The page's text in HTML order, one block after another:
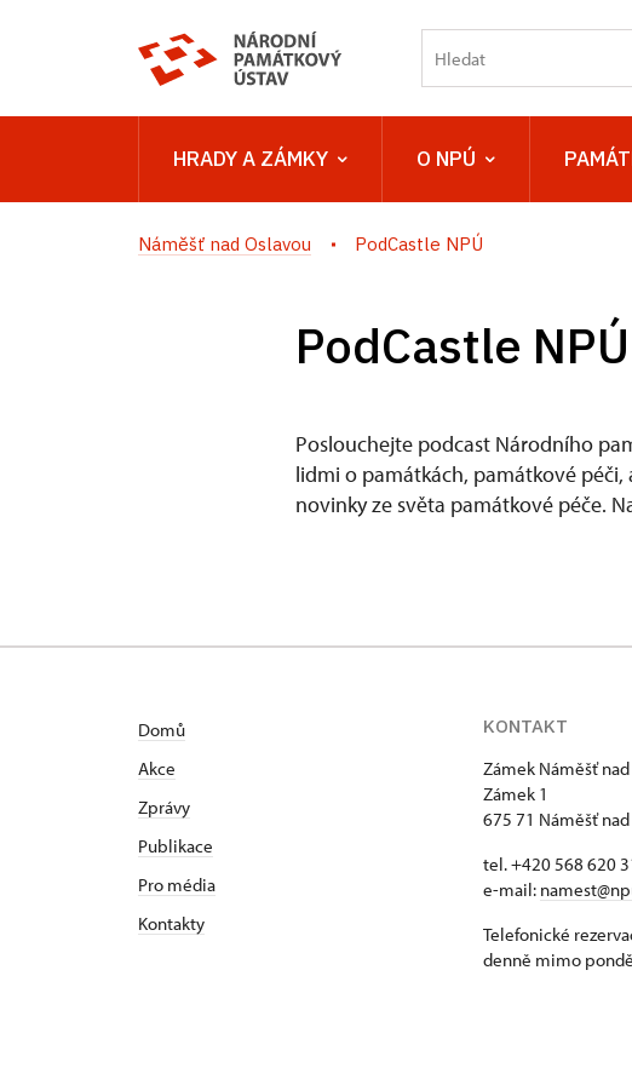
HRADY A ZÁMKY O NPÚ
Náměšť nad Oslavou PodCastle NPÚ
PodCastle NPÚ
Poslouchejte podcast Národního
lidmi o památkách, památkové
novinky ze světa památkové péče.
Domů
Akce
Zprávy
Publikace
Pro média
Kontakty
KONTAKT
Zámek Náměšť
Zámek 1
675 71 Náměšť
tel. +420 568 620
e-mail:
Telefonické
denně mimo